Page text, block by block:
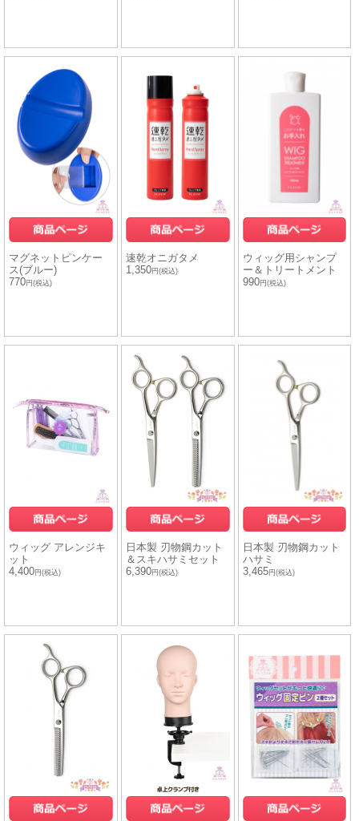
マグネットピンケー
ス(ブルー)
770円(税込)
速乾オニガタメ
1,350円(税込)
ウィッグ用シャンプ
ー＆トリートメント
990円(税込)
ウィッグ アレンジキ
ット
4,400円(税込)
日本製 刃物鋼カット
＆スキハサミセット
6,390円(税込)
日本製 刃物鋼カット
ハサミ
3,465円(税込)